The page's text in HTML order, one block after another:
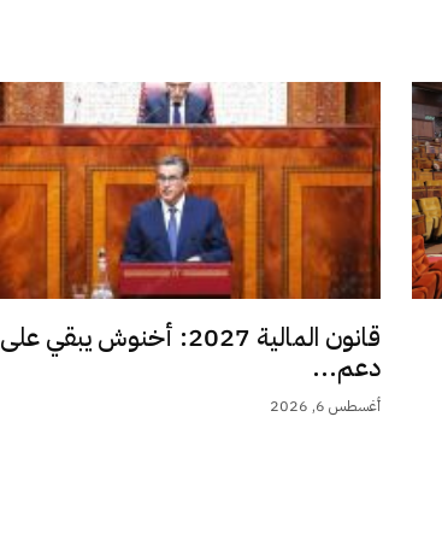
قانون المالية 2027: أخنوش يبقي على
دعم...
أغسطس 6, 2026